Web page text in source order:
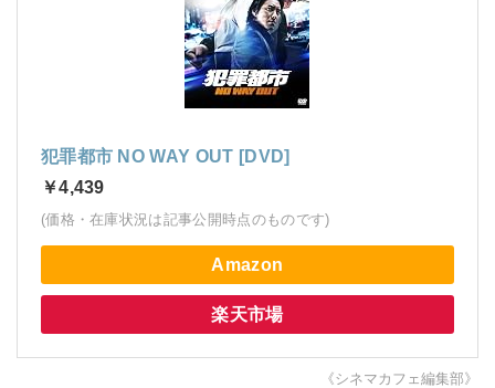
犯罪都市 NO WAY OUT [DVD]
￥4,439
(価格・在庫状況は記事公開時点のものです)
Amazon
楽天市場
《シネマカフェ編集部》